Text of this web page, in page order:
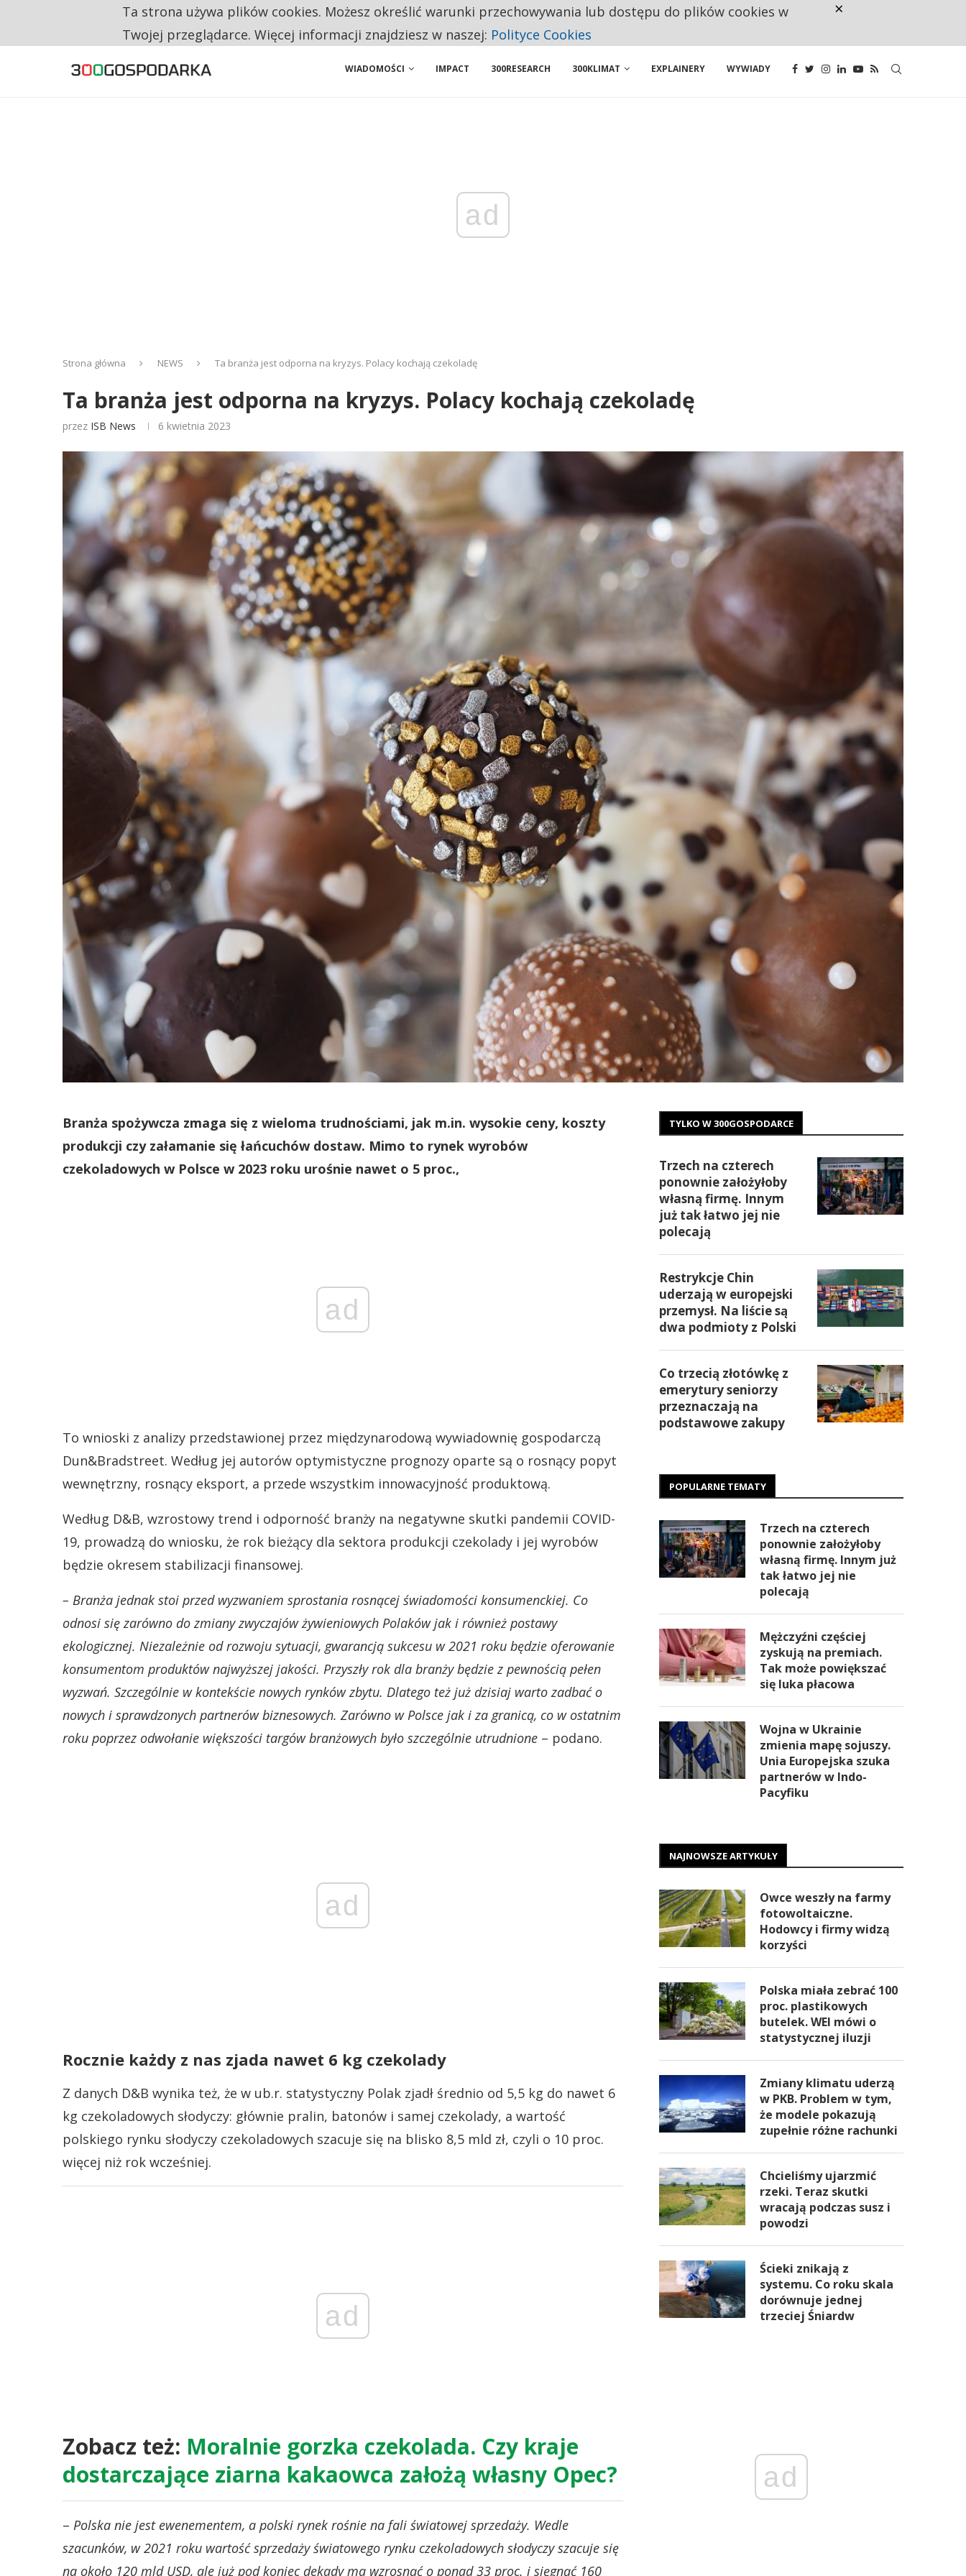
CO TRZECIĄ ZŁOTÓWKĘ Z EMERYTURY SENIORZY PRZEZNACZAJĄ NA PODSTAWOWE ZAKUPY
WIADOMOŚCI IMPACT 300RESEARCH 300KLIMAT EXPLAINERY WYWIADY
ad
Strona główna NEWS Ta branża jest odporna na kryzys. Polacy kochają czekoladę
Ta branża jest odporna na kryzys. Polacy kochają czekoladę
przez ISB News 6 kwietnia 2023
Branża spożywcza zmaga się z wieloma trudnościami, jak m.in. wysokie ceny, koszty
produkcji czy załamanie się łańcuchów dostaw. Mimo to rynek wyrobów
czekoladowych w Polsce w 2023 roku urośnie nawet o 5 proc.,
ad
To wnioski z analizy przedstawionej przez międzynarodową wywiadownię gospodarczą
Dun&Bradstreet. Według jej autorów optymistyczne prognozy oparte są o rosnący popyt
wewnętrzny, rosnący eksport, a przede wszystkim innowacyjność produktową.
Według D&B, wzrostowy trend i odporność branży na negatywne skutki pandemii COVID-
19, prowadzą do wniosku, że rok bieżący dla sektora produkcji czekolady i jej wyrobów
będzie okresem stabilizacji finansowej.
– Branża jednak stoi przed wyzwaniem sprostania rosnącej świadomości konsumenckiej. Co
odnosi się zarówno do zmiany zwyczajów żywieniowych Polaków jak i również postawy
ekologicznej. Niezależnie od rozwoju sytuacji, gwarancją sukcesu w 2021 roku będzie oferowanie
konsumentom produktów najwyższej jakości. Przyszły rok dla branży będzie z pewnością pełen
wyzwań. Szczególnie w kontekście nowych rynków zbytu. Dlatego też już dzisiaj warto zadbać o
nowych i sprawdzonych partnerów biznesowych. Zarówno w Polsce jak i za granicą, co w ostatnim
roku poprzez odwołanie większości targów branżowych było szczególnie utrudnione – podano.
ad
Rocznie każdy z nas zjada nawet 6 kg czekolady
Z danych D&B wynika też, że w ub.r. statystyczny Polak zjadł średnio od 5,5 kg do nawet 6
kg czekoladowych słodyczy: głównie pralin, batonów i samej czekolady, a wartość
polskiego rynku słodyczy czekoladowych szacuje się na blisko 8,5 mld zł, czyli o 10 proc.
więcej niż rok wcześniej.
ad
Zobacz też: Moralnie gorzka czekolada. Czy kraje
dostarczające ziarna kakaowca założą własny Opec?
– Polska nie jest ewenementem, a polski rynek rośnie na fali światowej sprzedaży. Wedle
szacunków, w 2021 roku wartość sprzedaży światowego rynku czekoladowych słodyczy szacuje się
na około 120 mld USD, ale już pod koniec dekady ma wzrosnąć o ponad 33 proc. i sięgnąć 160
TYLKO W 300GOSPODARCE
Trzech na czterech
ponownie założyłoby
własną firmę. Innym
już tak łatwo jej nie
polecają
Restrykcje Chin
uderzają w europejski
przemysł. Na liście są
dwa podmioty z Polski
Co trzecią złotówkę z
emerytury seniorzy
przeznaczają na
podstawowe zakupy
POPULARNE TEMATY
Trzech na czterech
ponownie założyłoby
własną firmę. Innym już
tak łatwo jej nie
polecają
Mężczyźni częściej
zyskują na premiach.
Tak może powiększać
się luka płacowa
Wojna w Ukrainie
zmienia mapę sojuszy.
Unia Europejska szuka
partnerów w Indo-
Pacyfiku
NAJNOWSZE ARTYKUŁY
Owce weszły na farmy
fotowoltaiczne.
Hodowcy i firmy widzą
korzyści
Polska miała zebrać 100
proc. plastikowych
butelek. WEI mówi o
statystycznej iluzji
Zmiany klimatu uderzą
w PKB. Problem w tym,
że modele pokazują
zupełnie różne rachunki
Chcieliśmy ujarzmić
rzeki. Teraz skutki
wracają podczas susz i
powodzi
Ścieki znikają z
systemu. Co roku skala
dorównuje jednej
trzeciej Śniardw
ad
Ta strona używa plików cookies. Możesz określić warunki przechowywania lub dostępu do plików cookies w
Twojej przeglądarce. Więcej informacji znajdziesz w naszej: Polityce Cookies
×